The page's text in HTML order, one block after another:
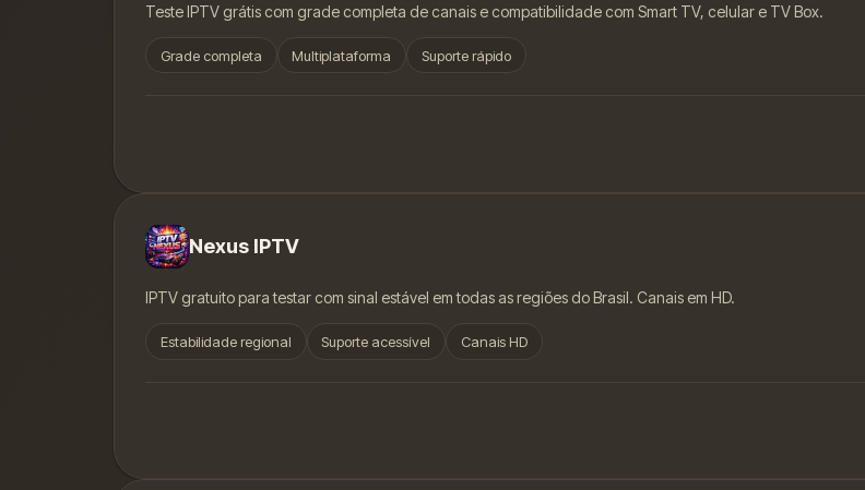
Teste IPTV grátis com grade completa de canais e compatibilidade com Smart TV, celular e TV Box.
Grade completa Multiplataforma Suporte rápido
Nexus IPTV
IPTV gratuito para testar com sinal estável em todas as regiões do Brasil. Canais em HD.
Estabilidade regional Suporte acessível Canais HD